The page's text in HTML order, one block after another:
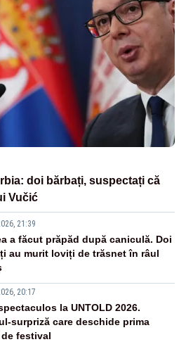
doi bărbați, suspectați că
Vučić
21:39
a făcut prăpăd după caniculă. Doi
au murit loviți de trăsnet în râul
20:17
la UNTOLD 2026.
surpriză care deschide prima
de festival